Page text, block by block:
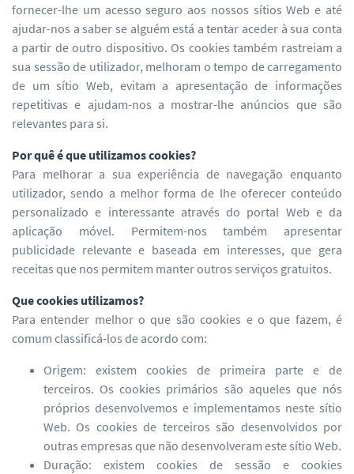
fornecer-lhe um acesso seguro aos nossos sítios Web e até
ajudar-nos a saber se alguém está a tentar aceder à sua conta
a partir de outro dispositivo. Os cookies também rastreiam a
sua sessão de utilizador, melhoram o tempo de carregamento
de um sítio Web, evitam a apresentação de informações
repetitivas e ajudam-nos a mostrar-lhe anúncios que são
relevantes para si.
Por quê é que utilizamos cookies?
Para melhorar a sua experiência de navegação enquanto
utilizador, sendo a melhor forma de lhe oferecer conteúdo
personalizado e interessante através do portal Web e da
aplicação móvel. Permitem-nos também apresentar
publicidade relevante e baseada em interesses, que gera
receitas que nos permitem manter outros serviços gratuitos.
Que cookies utilizamos?
Para entender melhor o que são cookies e o que fazem, é
comum classificá-los de acordo com:
Origem: existem cookies de primeira parte e de
terceiros. Os cookies primários são aqueles que nós
próprios desenvolvemos e implementamos neste sítio
Web. Os cookies de terceiros são desenvolvidos por
outras empresas que não desenvolveram este sítio Web.
Duração: existem cookies de sessão e cookies